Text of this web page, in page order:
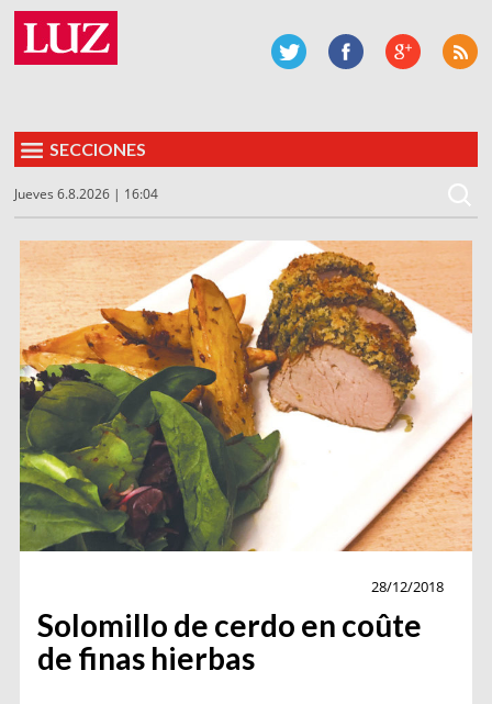
SECCIONES
Jueves 6.8.2026 | 16:04
28/12/2018
Solomillo de cerdo en coûte
de finas hierbas